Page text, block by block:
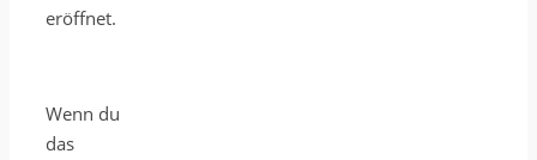
eröffnet.
Wenn du
das